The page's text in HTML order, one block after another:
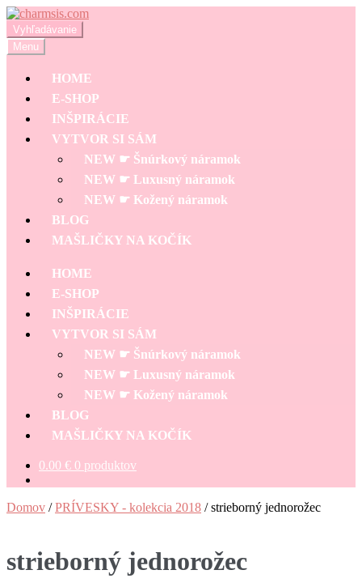
Preskočiť
na
navigáciu
Preskočiť
na
obsah
Hľadať:
Vyhľadávanie
Menu
HOME
E-SHOP
INŠPIRÁCIE
VYTVOR SI SÁM
NEW ☛ Šnúrkový náramok
NEW ☛ Luxusný náramok
NEW ☛ Kožený náramok
BLOG
MAŠLIČKY NA KOČÍK
HOME
E-SHOP
INŠPIRÁCIE
VYTVOR SI SÁM
NEW ☛ Šnúrkový náramok
NEW ☛ Luxusný náramok
NEW ☛ Kožený náramok
BLOG
MAŠLIČKY NA KOČÍK
0.00 € 0 produktov
Domov /PRÍVESKY - kolekcia 2018 /strieborný jednorožec
strieborný jednorožec